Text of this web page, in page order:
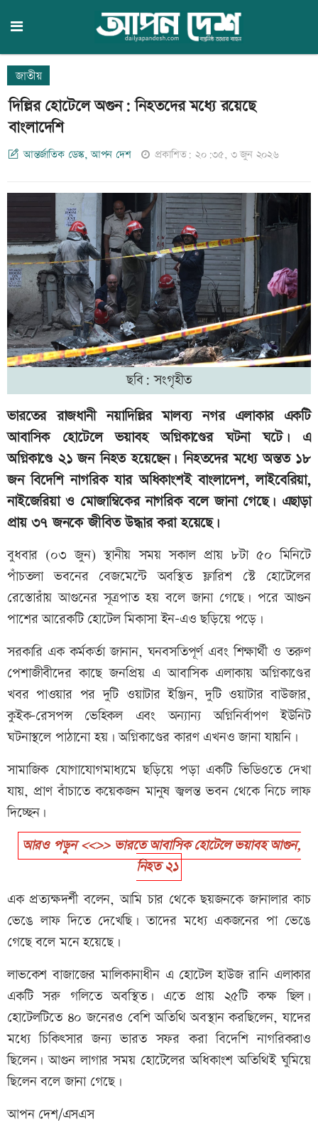
জাতীয়
দিল্লির হোটেলে অগুন: নিহতদের মধ্যে রয়েছে
বাংলাদেশি
আন্তর্জাতিক ডেস্ক, আপন দেশ প্রকাশিত: ২০:৩৫, ৩ জুন ২০২৬
ছবি: সংগৃহীত
ভারতের রাজধানী নয়াদিল্লির মালব্য নগর এলাকার একটি
আবাসিক হোটেলে ভয়াবহ অগ্নিকাণ্ডের ঘটনা ঘটে। এ
অগ্নিকাণ্ডে ২১ জন নিহত হয়েছেন। নিহতদের মধ্যে অন্তত ১৮
জন বিদেশি নাগরিক যার অধিকাংশই বাংলাদেশ, লাইবেরিয়া,
নাইজেরিয়া ও মোজাম্বিকের নাগরিক বলে জানা গেছে। এছাড়া
প্রায় ৩৭ জনকে জীবিত উদ্ধার করা হয়েছে।
বুধবার (০৩ জুন) স্থানীয় সময় সকাল প্রায় ৮টা ৫০ মিনিটে
পাঁচতলা ভবনের বেজমেন্টে অবস্থিত ফ্লারিশ স্টে হোটেলের
রেস্তোরাঁয় আগুনের সূত্রপাত হয় বলে জানা গেছে। পরে আগুন
পাশের আরেকটি হোটেল মিকাসা ইন-এও ছড়িয়ে পড়ে।
সরকারি এক কর্মকর্তা জানান, ঘনবসতিপূর্ণ এবং শিক্ষার্থী ও তরুণ
পেশাজীবীদের কাছে জনপ্রিয় এ আবাসিক এলাকায় অগ্নিকাণ্ডের
খবর পাওয়ার পর দুটি ওয়াটার ইঞ্জিন, দুটি ওয়াটার বাউজার,
কুইক-রেসপন্স ভেহিকল এবং অন্যান্য অগ্নিনির্বাপণ ইউনিট
ঘটনাস্থলে পাঠানো হয়। অগ্নিকাণ্ডের কারণ এখনও জানা যায়নি।
সামাজিক যোগাযোগমাধ্যমে ছড়িয়ে পড়া একটি ভিডিওতে দেখা
যায়, প্রাণ বাঁচাতে কয়েকজন মানুষ জ্বলন্ত ভবন থেকে নিচে লাফ
দিচ্ছেন।
আরও পড়ুন <<>> ভারতে আবাসিক হোটেলে ভয়াবহ আগুন,
নিহত ২১
এক প্রত্যক্ষদর্শী বলেন, আমি চার থেকে ছয়জনকে জানালার কাচ
ভেঙে লাফ দিতে দেখেছি। তাদের মধ্যে একজনের পা ভেঙে
গেছে বলে মনে হয়েছে।
লাভকেশ বাজাজের মালিকানাধীন এ হোটেল হাউজ রানি এলাকার
একটি সরু গলিতে অবস্থিত। এতে প্রায় ২৫টি কক্ষ ছিল।
হোটেলটিতে ৪০ জনেরও বেশি অতিথি অবস্থান করছিলেন, যাদের
মধ্যে চিকিৎসার জন্য ভারত সফর করা বিদেশি নাগরিকরাও
ছিলেন। আগুন লাগার সময় হোটেলের অধিকাংশ অতিথিই ঘুমিয়ে
ছিলেন বলে জানা গেছে।
আপন দেশ/এসএস